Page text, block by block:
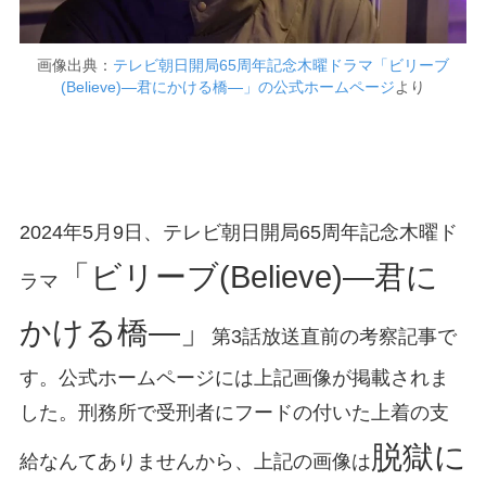
画像出典： テレビ朝日開局65周年記念木曜ドラマ「ビリーブ
(Believe)―君にかける橋―」の公式ホームページより
2024年5月9日、テレビ朝日開局65周年記念木曜ド
ラマ
「ビリーブ(Believe)―君に
かける橋―」
第3話放送直前の考察記事で
す。公式ホームページには上記画像が掲載されま
した。刑務所で受刑者にフードの付いた上着の支
給なんてありませんから、上記の画像は脱獄に